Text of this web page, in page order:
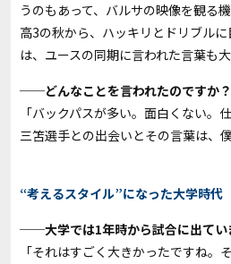
うのもあって、バルサの映像を観る
高3の秋から、ハッキリとドリブル
は、ユースの同期に言われた言葉も
──どんなことを言われたのですか？
「バックパスが多い。面白くない。
三笘選手との出会いとその言葉は、
“考えるスタイル”になった大学時代
──大学では1年時から試合に出てい
「それはすごく大きかったですね。